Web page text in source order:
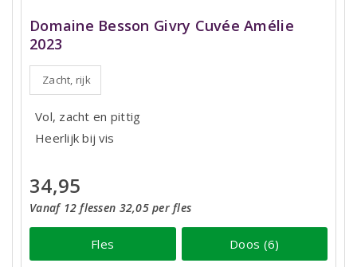
Domaine Besson Givry Cuvée Amélie
2023
Zacht, rijk
Vol, zacht en pittig
Heerlijk bij vis
34,95
Vanaf 12 flessen 32,05 per fles
Fles Doos (6)